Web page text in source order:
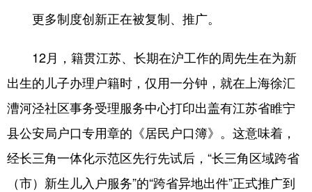
更多制度创新正在被复制、推广。
12月，籍贯江苏、长期在沪工作的周先生在为新
出生的儿子办理户籍时，仅用一分钟，就在上海徐汇
漕河泾社区事务受理服务中心打印出盖有江苏省睢宁
县公安局户口专用章的《居民户口簿》。这意味着，
经长三角一体化示范区先行先试后，“长三角区域跨省
（市）新生儿入户服务”的“跨省异地出件”正式推广到